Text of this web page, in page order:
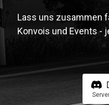
Lass uns zusammen
Konvois und Events -